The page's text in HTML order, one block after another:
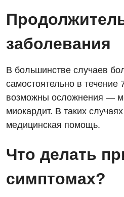
Для взрослых
Акушерство и гинекология
Андрология
Бесплатные услуги
Вакцинация
Гинекологическое отделение
Дерматовенерология
Педиатрическое отделение
Скорая медицинская помощь
Терапевтическое отделение
Травматологическое
Хирургическое отделение
Украинский
Русский
заболевания
В большинстве случаев
самостоятельно в течение
возможны осложнения —
миокардит. В таких
медицинская помощь.
Что делать
симптомах?